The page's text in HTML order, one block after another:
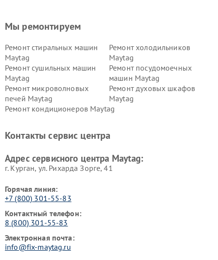
Мы ремонтируем
Ремонт стиральных машин
Maytag
Ремонт холодильников
Maytag
Ремонт сушильных машин
Maytag
Ремонт посудомоечных
машин Maytag
Ремонт микроволновых
печей Maytag
Ремонт духовых шкафов
Maytag
Ремонт кондиционеров Maytag
Контакты сервис центра
Адрес сервисного центра Maytag:
г. Курган, ул. Рихарда Зорге, 41
Горячая линия:
+7 (800) 301-55-83
Контактный телефон:
8 (800) 301-55-83
Электронная почта:
info@fix-maytag.ru